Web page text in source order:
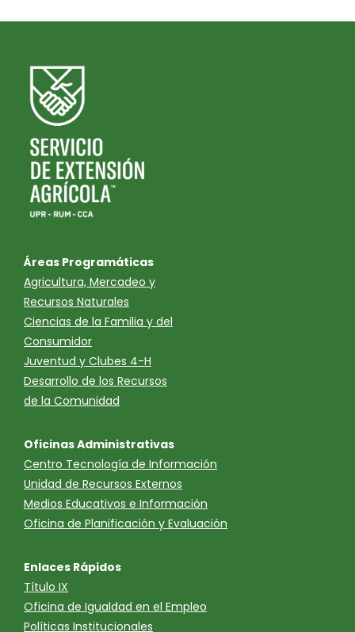
Áreas Programáticas
Agricultura, Mercadeo y
Recursos Naturales
Ciencias de la Familia y del
Consumidor
Juventud y Clubes 4-H
Desarrollo de los Recursos
de la Comunidad
Oficinas Administrativas
Centro Tecnología de Información
Unidad de Recursos Externos
Medios Educativos e Información
Oficina de Planificación y Evaluación
Enlaces Rápidos
Título IX
Oficina de Igualdad en el Empleo
Políticas Institucionales